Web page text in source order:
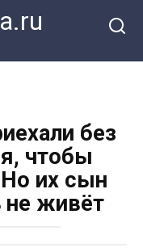
без
чтобы
их сын
не живёт